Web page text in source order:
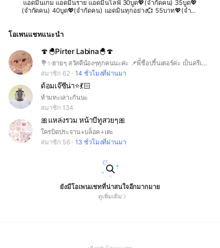
แอดมินเกม แอดมินราย แอดมินไลฟ์ 30บูด💖(จำกัดคน) 35บูด💖
(จำกัดคน) 40บูด💖(จำกัดคน) แอดมินทุกอย่าง💞 55บาท💖(จำกัด
โอเพนแชทแนะนำ
🍄🐣Pirter Labina🐣🍄
💐✨ฮายๆ สวัสดีน้องๆทุกคนนะค่ะ 📌พี่ื่ชื่อปริ้นเตอร์ค่ะ เป็นครีเอเตอร์ดาราสาวคร่า📌 ❌กฎ/ห้ามทะเลาะกัน/ห้ามพิมคำหยาบ/ห้ามขายของ/ห้ามส่งโอเพ่นเเชท❌
สมาชิก 62
14 ชั่วโมงที่ผ่านมา
ด้อมเจ๊ซีน่า⭐️💃🏻
ห้ามทะเลาะกันนะ
สมาชิก 134
🎀แหล่งรวม หน้าบีทูสวยๆ🎀
ใครบิดประจาน+บล็อค+เตะ
สมาชิก 56
13 ชั่วโมงที่ผ่านมา
ยังมีโอเพนแชทที่น่าสนใจอีกมากมาย
ดูเพิ่มเติม